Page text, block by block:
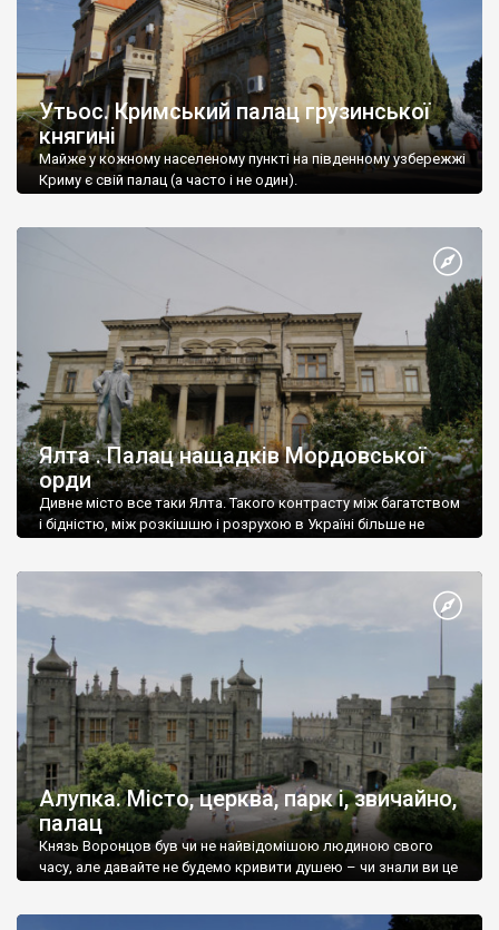
Утьос. Кримський палац грузинської
княгині
Майже у кожному населеному пункті на південному узбережжі
Криму є свій палац (а часто і не один).
Ялта . Палац нащадків Мордовської
орди
Дивне місто все таки Ялта. Такого контрасту між багатством
і бідністю, між розкішшю і розрухою в Україні більше не
Алупка. Місто, церква, парк і, звичайно,
палац
Князь Воронцов був чи не найвідомішою людиною свого
часу, але давайте не будемо кривити душею – чи знали ви це